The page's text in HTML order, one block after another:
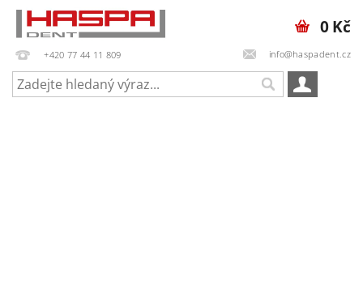
+420 77 44 11 809 info@haspadent.cz
0 Kč